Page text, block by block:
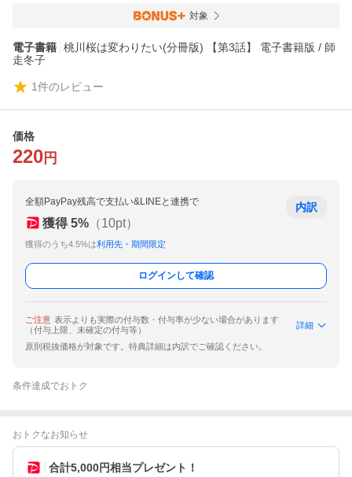
対象
電子書籍 桃川桜は変わりたい(分冊版) 【第3話】 電子書籍版 / 師
走冬子
1件のレビュー
価格
220 円
全額PayPay残高で支払い&LINEと連携で
獲得 5% （10pt）
獲得のうち4.5%は利用先・期間限定
内訳
ログインして確認
ご注意 表示よりも実際の付与数・付与率が少ない場合があります
（付与上限、未確定の付与等）
詳細
原則税抜価格が対象です。特典詳細は内訳でご確認ください。
条件達成でおトク
おトクなお知らせ
合計5,000円相当プレゼント！